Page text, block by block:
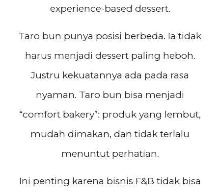
experience-based dessert.
Taro bun punya posisi berbeda. Ia tidak
harus menjadi dessert paling heboh.
Justru kekuatannya ada pada rasa
nyaman. Taro bun bisa menjadi
“comfort bakery”: produk yang lembut,
mudah dimakan, dan tidak terlalu
menuntut perhatian.
Ini penting karena bisnis F&B tidak bisa